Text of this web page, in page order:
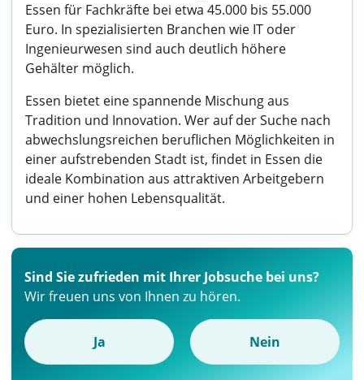
Essen für Fachkräfte bei etwa 45.000 bis 55.000
Euro. In spezialisierten Branchen wie IT oder
Ingenieurwesen sind auch deutlich höhere
Gehälter möglich.
Essen bietet eine spannende Mischung aus
Tradition und Innovation. Wer auf der Suche nach
abwechslungsreichen beruflichen Möglichkeiten in
einer aufstrebenden Stadt ist, findet in Essen die
ideale Kombination aus attraktiven Arbeitgebern
und einer hohen Lebensqualität.
Sind Sie zufrieden mit Ihrer Jobsuche bei uns?
Wir freuen uns von Ihnen zu hören.
Ja Nein